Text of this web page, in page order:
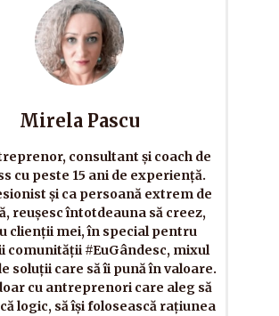
Mirela Pascu
consultant și coach de
cu peste 15 ani de experiență.
și ca persoană extrem de
reușesc întotdeauna să creez,
clienții mei, în special pentru
comunității #EuGândesc, mixul
soluții care să îi pună în valoare.
cu antreprenori care aleg să
logic, să își folosească rațiunea